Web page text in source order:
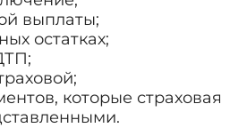
выплаты;
остатках;
которые страховая